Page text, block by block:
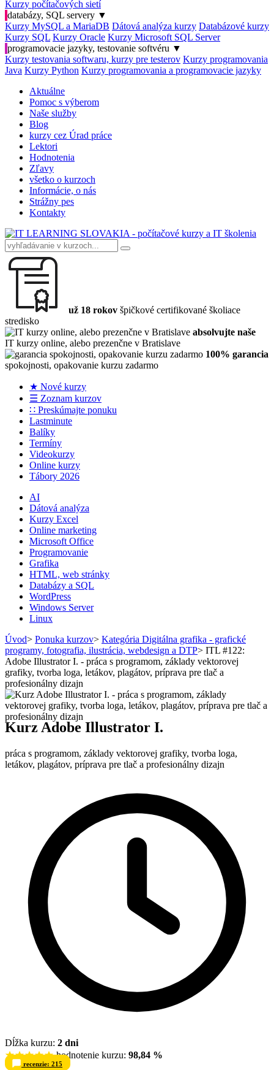
Kurzy počítačových sietí
databázy, SQL servery ▼
Kurzy MySQL a MariaDB Dátová analýza kurzy Databázové kurzy
Kurzy SQL Kurzy Oracle Kurzy Microsoft SQL Server
programovacie jazyky, testovanie softvéru ▼
Kurzy testovania softwaru, kurzy pre testerov Kurzy programovania
Java Kurzy Python Kurzy programovania a programovacie jazyky
Aktuálne
Pomoc s výberom
Naše služby
Blog
kurzy cez Úrad práce
Lektori
Hodnotenia
Zľavy
všetko o kurzoch
Informácie, o nás
Strážny pes
Kontakty
už 18 rokov špičkové certifikované školiace
stredisko
absolvujte naše
IT kurzy online, alebo prezenčne v Bratislave
100% garancia
spokojnosti, opakovanie kurzu zadarmo
★ Nové kurzy
☰ Zoznam kurzov
∷ Preskúmajte ponuku
Lastminute
Balíky
Termíny
Videokurzy
Online kurzy
Tábory 2026
AI
Dátová analýza
Kurzy Excel
Online marketing
Microsoft Office
Programovanie
Grafika
HTML, web stránky
Databázy a SQL
WordPress
Windows Server
Linux
Úvod> Ponuka kurzov> Kategória Digitálna grafika - grafické
programy, fotografia, ilustrácia, webdesign a DTP> ITL #122:
Adobe Illustrator I. - práca s programom, základy vektorovej
grafiky, tvorba loga, letákov, plagátov, príprava pre tlač a
profesionálny dizajn
Kurz Adobe Illustrator I.
práca s programom, základy vektorovej grafiky, tvorba loga,
letákov, plagátov, príprava pre tlač a profesionálny dizajn
Dĺžka kurzu: 2 dni
hodnotenie kurzu: 98,84 %
recenzie: 215